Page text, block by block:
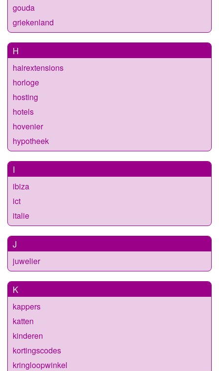
gouda
griekenland
H
hairextensions
horloge
hosting
hotels
hovenier
hypotheek
I
ibiza
ict
italie
J
juwelier
K
kappers
katten
kinderen
kortingscodes
kringloopwinkel